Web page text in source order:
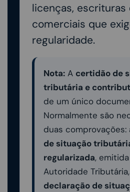
licenças, escrituras
comerciais que
regularidade.
Nota: A certidão de
tributária e
de um único
Normalmente são
duas comprovações:
de situação
regularizada,
Autoridade
declaração de